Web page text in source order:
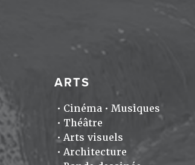
ARTS
Cinéma
Musiques
Théâtre
Arts visuels
Architecture